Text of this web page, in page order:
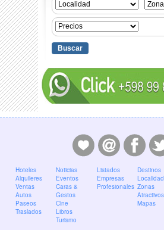
Hoteles
Alquileres
Ventas
Autos
Paseos
Traslados
Noticias
Eventos
Caras &
Gestos
Cine
Libros
Turismo
Listados
Empresas
Profesionales
Destinos
Zonas
Atractivos
Mapas